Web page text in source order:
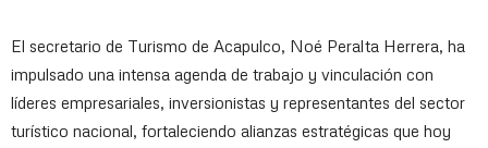
El secretario de Turismo de Acapulco, Noé Peralta Herrera, ha
impulsado una intensa agenda de trabajo y vinculación con
líderes empresariales, inversionistas y representantes del sector
turístico nacional, fortaleciendo alianzas estratégicas que hoy